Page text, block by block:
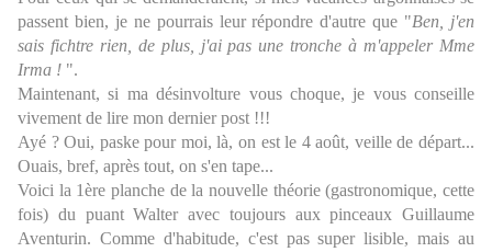
passent bien, je ne pourrais leur répondre d'autre que "Ben, j'en
sais fichtre rien, de plus, j'ai pas une tronche à m'appeler Mme
Irma ! ".
Maintenant, si ma désinvolture vous choque, je vous conseille
vivement de lire mon dernier post !!!
Ayé ? Oui, paske pour moi, là, on est le 4 août, veille de départ...
Ouais, bref, après tout, on s'en tape...
Voici la 1ère planche de la nouvelle théorie (gastronomique, cette
fois) du puant Walter avec toujours aux pinceaux Guillaume
Aventurin. Comme d'habitude, c'est pas super lisible, mais au